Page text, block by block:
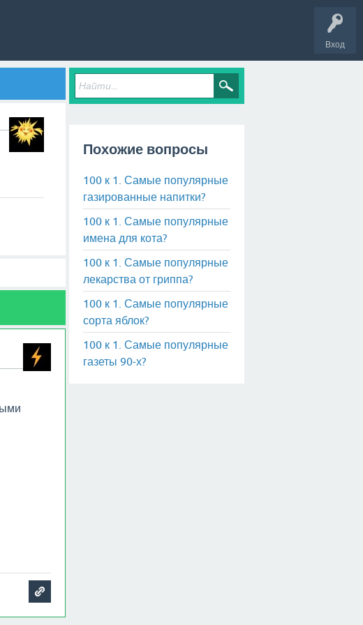
Вход
Похожие вопросы
100 к 1. Самые популярные
газированные напитки?
100 к 1. Самые популярные
имена для кота?
100 к 1. Самые популярные
лекарства от гриппа?
100 к 1. Самые популярные
сорта яблок?
100 к 1. Самые популярные
газеты 90-х?